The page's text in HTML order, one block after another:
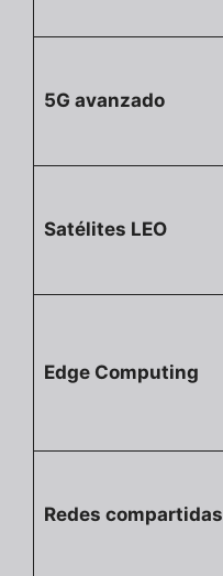
5G avanzado
Satélites LEO
Edge Computing
Redes compartidas